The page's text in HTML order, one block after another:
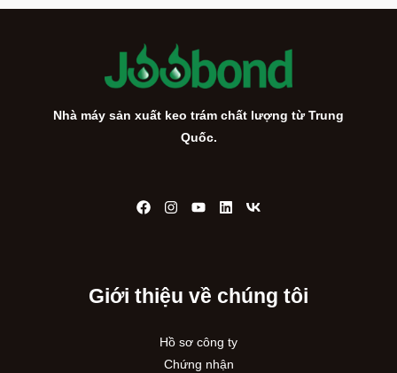
Nhà máy sản xuất keo trám chất lượng từ Trung
Quốc.
Giới thiệu về chúng tôi
Hồ sơ công ty
Chứng nhận